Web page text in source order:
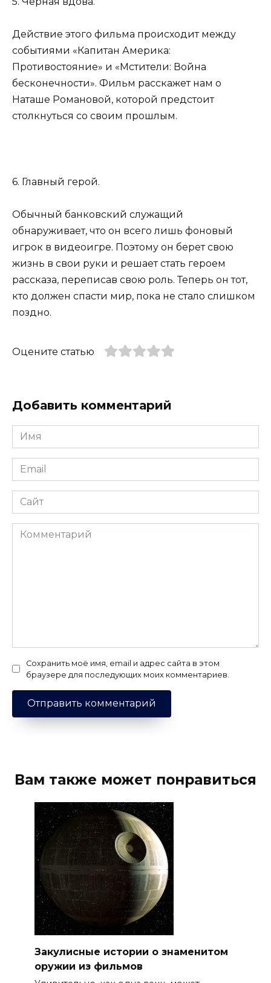
Действие этого фильма происходит между
событиями «Капитан Америка:
Противостояние» и «Мстители: Война
бесконечности». Фильм расскажет нам о
Наташе Романовой, которой предстоит
столкнуться со своим прошлым.
6. Главный герой.
Обычный банковский служащий
обнаруживает, что он всего лишь фоновый
игрок в видеоигре. Поэтому он берет свою
жизнь в свои руки и решает стать героем
рассказа, переписав свою роль. Теперь он тот,
кто должен спасти мир, пока не стало слишком
поздно.
Оцените статью
Добавить комментарий
Имя
*
Email
*
Сайт
Комментарий
Сохранить моё имя, email и адрес сайта в этом
браузере для последующих моих комментариев.
Вам также может понравиться
Закулисные истории о знаменитом
оружии из фильмов